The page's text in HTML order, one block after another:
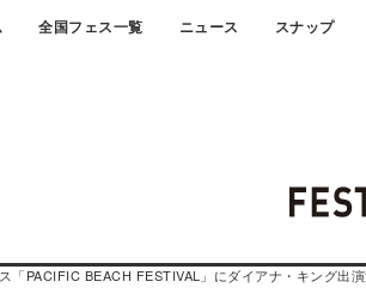
全国フェス一覧 ニュース スナップ
「PACIFIC BEACH FESTIVAL」にダイアナ・キング出